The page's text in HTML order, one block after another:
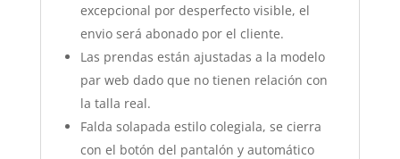
excepcional por desperfecto visible, el
envio será abonado por el cliente.
Las prendas están ajustadas a la modelo
par web dado que no tienen relación con
la talla real.
Falda solapada estilo colegiala, se cierra
con el botón del pantalón y automático